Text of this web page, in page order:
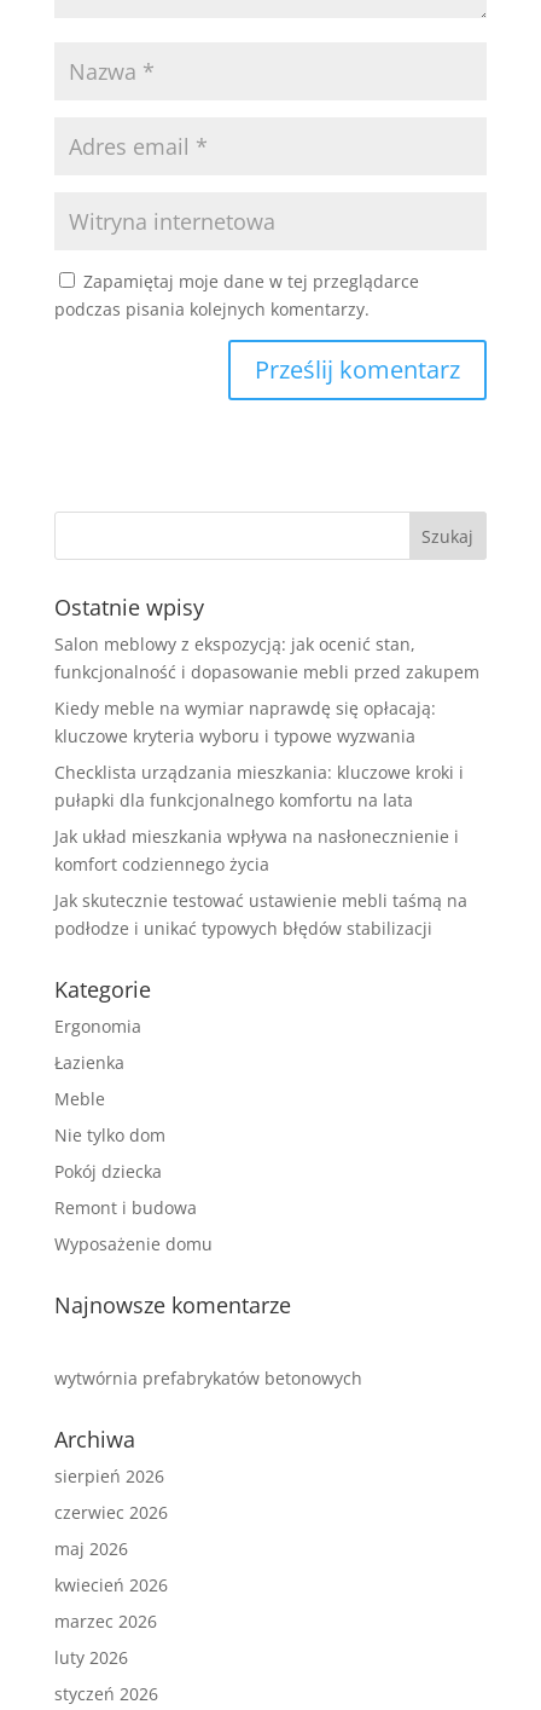
Zapamiętaj moje dane w tej przeglądarce
podczas pisania kolejnych komentarzy.
Ostatnie wpisy
Salon meblowy z ekspozycją: jak ocenić stan,
funkcjonalność i dopasowanie mebli przed zakupem
Kiedy meble na wymiar naprawdę się opłacają:
kluczowe kryteria wyboru i typowe wyzwania
Checklista urządzania mieszkania: kluczowe kroki i
pułapki dla funkcjonalnego komfortu na lata
Jak układ mieszkania wpływa na nasłonecznienie i
komfort codziennego życia
Jak skutecznie testować ustawienie mebli taśmą na
podłodze i unikać typowych błędów stabilizacji
Kategorie
Ergonomia
Łazienka
Meble
Nie tylko dom
Pokój dziecka
Remont i budowa
Wyposażenie domu
Najnowsze komentarze
wytwórnia prefabrykatów betonowych
Archiwa
sierpień 2026
czerwiec 2026
maj 2026
kwiecień 2026
marzec 2026
luty 2026
styczeń 2026